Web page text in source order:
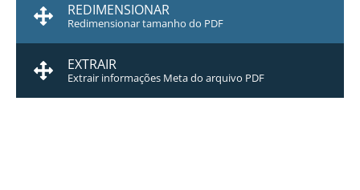
REDIMENSIONAR
Redimensionar tamanho do PDF
EXTRAIR
Extrair informações Meta do arquivo PDF